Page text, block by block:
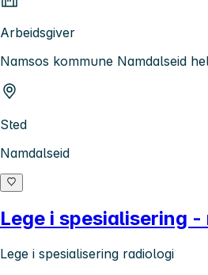
Arbeidsgiver
Namsos kommune Namdalseid
Sted
Namdalseid
Lege i spesialisering
Lege i spesialisering radiologi